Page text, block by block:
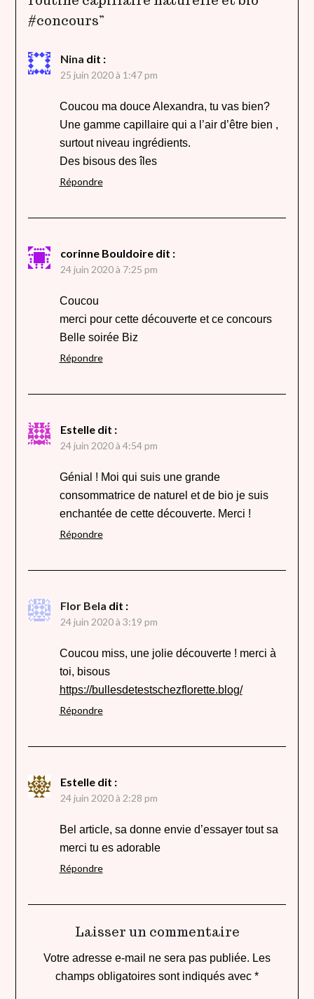
#concours”
Nina dit :
25 juin 2020 à 1:47 pm
Coucou ma douce Alexandra, tu vas bien?
Une gamme capillaire qui a l’air d’être bien ,
surtout niveau ingrédients.
Des bisous des îles
Répondre
corinne Bouldoire dit :
24 juin 2020 à 7:25 pm
Coucou
merci pour cette découverte et ce concours
Belle soirée Biz
Répondre
Estelle dit :
24 juin 2020 à 4:54 pm
Génial ! Moi qui suis une grande
consommatrice de naturel et de bio je suis
enchantée de cette découverte. Merci !
Répondre
Flor Bela dit :
24 juin 2020 à 3:19 pm
Coucou miss, une jolie découverte ! merci à
toi, bisous
https://bullesdetestschezflorette.blog/
Répondre
Estelle dit :
24 juin 2020 à 2:28 pm
Bel article, sa donne envie d’essayer tout sa
merci tu es adorable
Répondre
Laisser un commentaire
Votre adresse e-mail ne sera pas publiée. Les
champs obligatoires sont indiqués avec *